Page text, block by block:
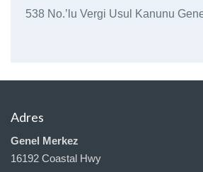
538 No.’lu Vergi Usul Kanunu
Adres
Genel Merkez
16192 Coastal Hwy